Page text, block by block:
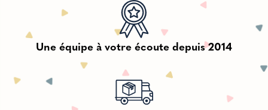
Une équipe à votre écoute depuis 2014